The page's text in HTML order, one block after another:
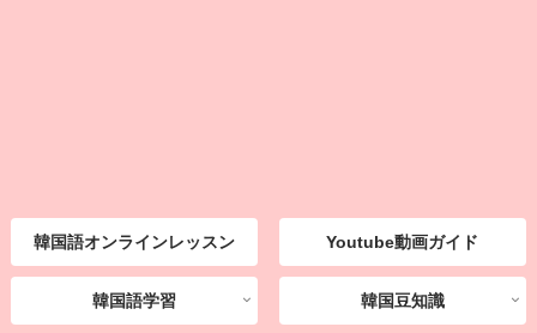
韓国語オンラインレッスン Youtube動画ガイド
韓国語学習 韓国豆知識